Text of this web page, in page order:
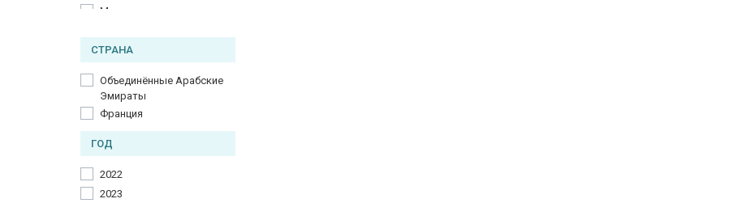
Мускус
Сандал
СТРАНА
Объединённые Арабские
Эмираты
Франция
ГОД
2022
2023